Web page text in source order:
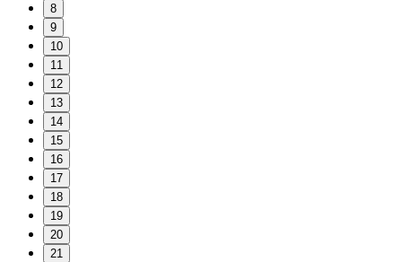
8
9
10
11
12
13
14
15
16
17
18
19
20
21